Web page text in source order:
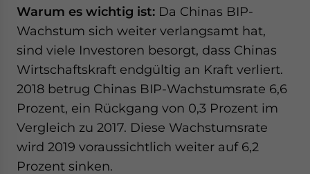
Warum es wichtig ist: Da Chinas BIP-
Wachstum sich weiter verlangsamt hat,
sind viele Investoren besorgt, dass Chinas
Wirtschaftskraft endgültig an Kraft verliert.
2018 betrug Chinas BIP-Wachstumsrate 6,6
Prozent, ein Rückgang von 0,3 Prozent im
Vergleich zu 2017. Diese Wachstumsrate
wird 2019 voraussichtlich weiter auf 6,2
Prozent sinken.